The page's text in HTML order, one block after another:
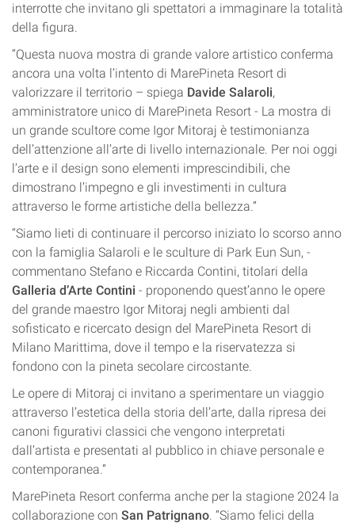
interrotte che invitano gli spettatori a immaginare la totalità
della figura.
“Questa nuova mostra di grande valore artistico conferma
ancora una volta l’intento di MarePineta Resort di
valorizzare il territorio – spiega Davide Salaroli,
amministratore unico di MarePineta Resort - La mostra di
un grande scultore come Igor Mitoraj è testimonianza
dell’attenzione all’arte di livello internazionale. Per noi oggi
l’arte e il design sono elementi imprescindibili, che
dimostrano l’impegno e gli investimenti in cultura
attraverso le forme artistiche della bellezza.”
“Siamo lieti di continuare il percorso iniziato lo scorso anno
con la famiglia Salaroli e le sculture di Park Eun Sun, -
commentano Stefano e Riccarda Contini, titolari della
Galleria d’Arte Contini - proponendo quest’anno le opere
del grande maestro Igor Mitoraj negli ambienti dal
sofisticato e ricercato design del MarePineta Resort di
Milano Marittima, dove il tempo e la riservatezza si
fondono con la pineta secolare circostante.
Le opere di Mitoraj ci invitano a sperimentare un viaggio
attraverso l’estetica della storia dell’arte, dalla ripresa dei
canoni figurativi classici che vengono interpretati
dall’artista e presentati al pubblico in chiave personale e
contemporanea.”
MarePineta Resort conferma anche per la stagione 2024 la
collaborazione con San Patrignano. “Siamo felici della